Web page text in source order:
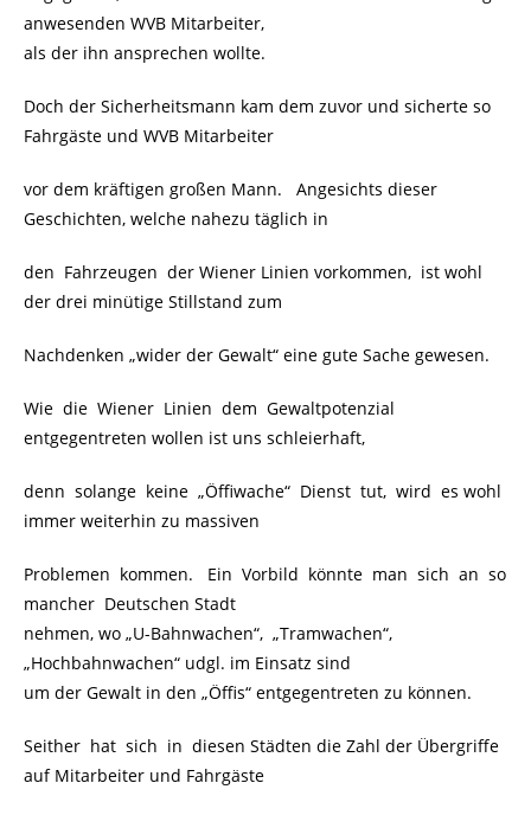
anwesenden WVB Mitarbeiter,
als der ihn ansprechen wollte.
Doch der Sicherheitsmann kam dem zuvor und sicherte so
Fahrgäste und WVB Mitarbeiter
vor dem kräftigen großen Mann. Angesichts dieser
Geschichten, welche nahezu täglich in
den Fahrzeugen der Wiener Linien vorkommen, ist wohl
der drei minütige Stillstand zum
Nachdenken „wider der Gewalt“ eine gute Sache gewesen.
Wie die Wiener Linien dem Gewaltpotenzial
entgegentreten wollen ist uns schleierhaft,
denn solange keine „Öffiwache“ Dienst tut, wird es wohl
immer weiterhin zu massiven
Problemen kommen. Ein Vorbild könnte man sich an so
mancher Deutschen Stadt
nehmen, wo „U-Bahnwachen“, „Tramwachen“,
„Hochbahnwachen“ udgl. im Einsatz sind
um der Gewalt in den „Öffis“ entgegentreten zu können.
Seither hat sich in diesen Städten die Zahl der Übergriffe
auf Mitarbeiter und Fahrgäste